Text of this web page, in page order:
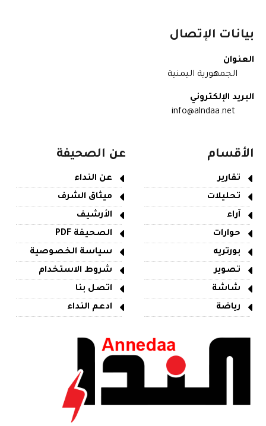
بيانات الإتصال
العنوان
الجمهورية اليمنية
البريد الإلكتروني
info@alndaa.net
الأقسام
تقارير
تحليلات
آراء
حوارات
بورتريه
تصوير
شاشة
رياضة
عن الصحيفة
عن النداء
ميثاق الشرف
الأرشيف
الصحيفة PDF
سياسة الخصوصية
شروط الاستخدام
اتصل بنا
ادعم النداء